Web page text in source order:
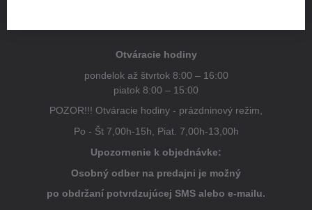
Otváracie hodiny
pondelok až štvrtok 8:00 – 16:00
piatok 8:00 – 15:00
POZOR!!! Otváracie hodiny - prázdninový režim,
Po - Št 7,00h-15h, Piat. 7,00h-13,00h
Upozornenie k objednávke:
Osobný odber na predajni je možný
po obdržaní potvrdzujúcej SMS alebo e-mailu.